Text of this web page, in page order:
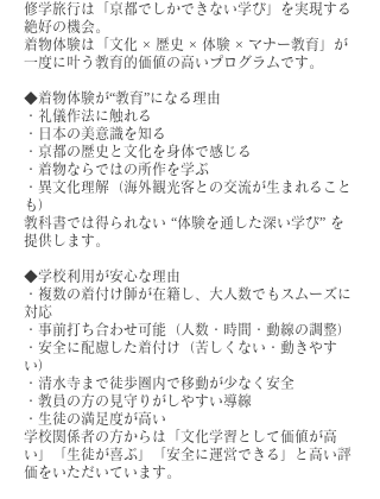
修学旅行は「京都でしかできない学び」を実現する
絶好の機会。
着物体験は「文化 × 歴史 × 体験 × マナー教育」が
一度に叶う教育的価値の高いプログラムです。
◆着物体験が“教育”になる理由
・礼儀作法に触れる
・日本の美意識を知る
・京都の歴史と文化を身体で感じる
・着物ならではの所作を学ぶ
・異文化理解（海外観光客との交流が生まれること
も）
教科書では得られない “体験を通した深い学び” を
提供します。
◆学校利用が安心な理由
・複数の着付け師が在籍し、大人数でもスムーズに
対応
・事前打ち合わせ可能（人数・時間・動線の調整）
・安全に配慮した着付け（苦しくない・動きやす
い）
・清水寺まで徒歩圏内で移動が少なく安全
・教員の方の見守りがしやすい導線
・生徒の満足度が高い
学校関係者の方からは「文化学習として価値が高
い」「生徒が喜ぶ」「安全に運営できる」と高い評
価をいただいています。